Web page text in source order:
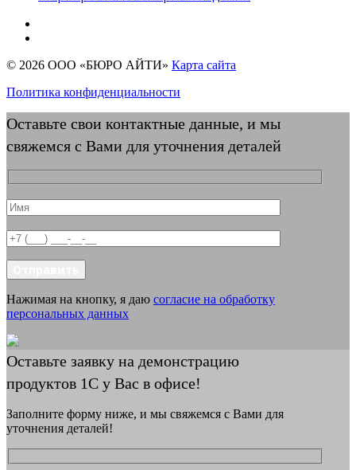
© 2026 ООО «БЮРО АЙТИ» Карта сайта
Политика конфиденциальности
Оставьте свои контактные данные, и мы
свяжемся с Вами для уточнения деталей
Нажимая на кнопку, я даю согласие на обработку
персональных данных
Оставьте заявку на демонстрацию
продуктов 1С у Вас в офисе!
Заполните форму ниже, и мы свяжемся с Вами для
уточнения деталей!